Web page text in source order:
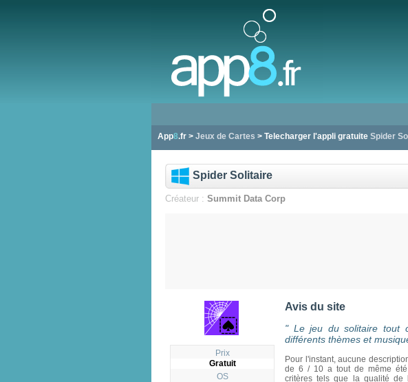
App8.fr > Jeux de Cartes > Telecharger l'appli gratuite Spider
Spider Solitaire
Créateur : Summit Data Corp
Prix
Gratuit
OS
Avis du site
" Le jeu du solitaire tout
différents thèmes et
Pour l'instant, aucune
de 6 / 10 a tout de même été
critères tels que la qualité de